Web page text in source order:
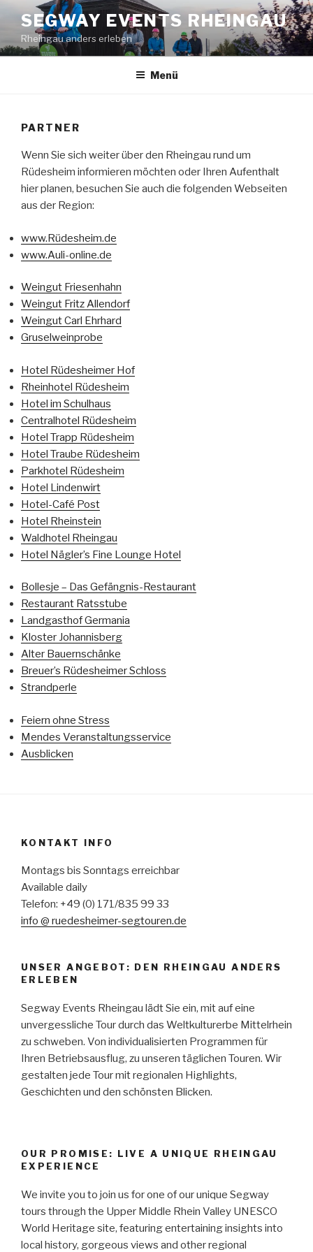
Zum
Inhalt
springen
SEGWAY EVENTS RHEINGAU
Rheingau anders erleben
Menü
PARTNER
Wenn Sie sich weiter über den Rheingau rund um
Rüdesheim informieren möchten oder Ihren Aufenthalt
hier planen, besuchen Sie auch die folgenden Webseiten
aus der Region:
www.Rüdesheim.de
www.Auli-online.de
Weingut Friesenhahn
Weingut Fritz Allendorf
Weingut Carl Ehrhard
Gruselweinprobe
Hotel Rüdesheimer Hof
Rheinhotel Rüdesheim
Hotel im Schulhaus
Centralhotel Rüdesheim
Hotel Trapp Rüdesheim
Hotel Traube Rüdesheim
Parkhotel Rüdesheim
Hotel Lindenwirt
Hotel-Café Post
Hotel Rheinstein
Waldhotel Rheingau
Hotel Nägler’s Fine Lounge Hotel
Bollesje – Das Gefängnis-Restaurant
Restaurant Ratsstube
Landgasthof Germania
Kloster Johannisberg
Alter Bauernschänke
Breuer’s Rüdesheimer Schloss
Strandperle
Feiern ohne Stress
Mendes Veranstaltungsservice
Ausblicken
KONTAKT INFO
Montags bis Sonntags erreichbar
Available daily
Telefon: +49 (0) 171/835 99 33
info @ ruedesheimer-segtouren.de
UNSER ANGEBOT: DEN RHEINGAU ANDERS
ERLEBEN
Segway Events Rheingau lädt Sie ein, mit auf eine
unvergessliche Tour durch das Weltkulturerbe Mittelrhein
zu schweben. Von individualisierten Programmen für
Ihren Betriebsausflug, zu unseren täglichen Touren. Wir
gestalten jede Tour mit regionalen Highlights,
Geschichten und den schönsten Blicken.
OUR PROMISE: LIVE A UNIQUE RHEINGAU
EXPERIENCE
We invite you to join us for one of our unique Segway
tours through the Upper Middle Rhein Valley UNESCO
World Heritage site, featuring entertaining insights into
local history, gorgeous views and other regional